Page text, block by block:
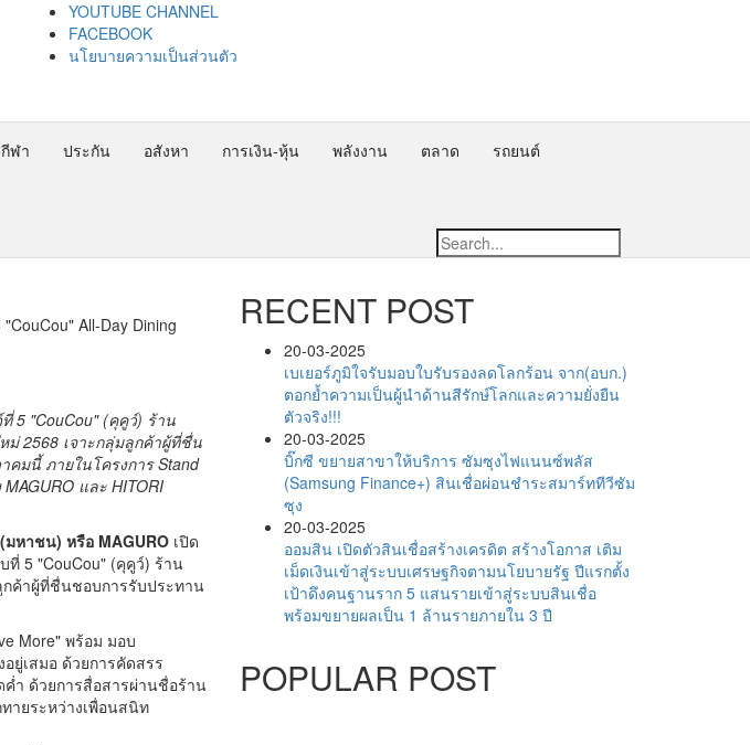
YOUTUBE CHANNEL
FACEBOOK
นโยบายความเป็นส่วนตัว
กีฬา ประกัน อสังหา การเงิน-หุ้น พลังงาน ตลาด รถยนต์
All-Day Dining
5 "CouCou" (คุคูว์) ร้าน
2568 เจาะกลุ่มลูกค้าผู้ที่ชื่น
คมนี้ ภายในโครงการ Stand
และ HITORI
หาชน) หรือ MAGURO เปิด
ที่ 5 "CouCou" (คุคูว์) ร้าน
กค้าผู้ที่ชื่นชอบการรับประทาน
More" พร้อม มอบ
ยู่เสมอ ด้วยการคัดสรร
ำ ด้วยการสื่อสารผ่านชื่อร้าน
ายระหว่างเพื่อนสนิท
RECENT POST
20-03-2025
เบเยอร์ภูมิใจรับมอบใบรับรองลดโลกร้อน จาก(อบก.)
ตอกย้ำความเป็นผู้นำด้านสีรักษ์โลกและความยั่งยืน
ตัวจริง!!!
20-03-2025
บิ๊กซี ขยายสาขาให้บริการ ซัมซุงไฟแนนซ์พลัส
(Samsung Finance+) สินเชื่อผ่อนชำระสมาร์ททีวีซัม
ซุง
20-03-2025
ออมสิน เปิดตัวสินเชื่อสร้างเครดิต สร้างโอกาส เติม
เม็ดเงินเข้าสู่ระบบเศรษฐกิจตามนโยบายรัฐ ปีแรกตั้ง
เป้าดึงคนฐานราก 5 แสนรายเข้าสู่ระบบสินเชื่อ
พร้อมขยายผลเป็น 1 ล้านรายภายใน 3 ปี
POPULAR POST